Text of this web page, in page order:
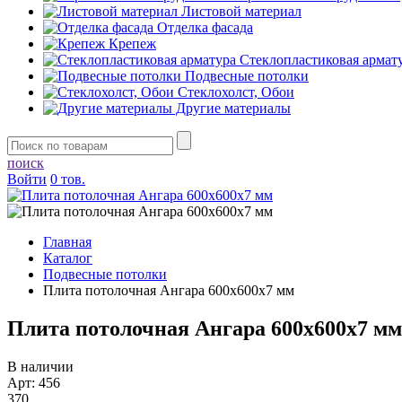
Листовой материал
Отделка фасада
Крепеж
Стеклопластиковая
Подвесные потолки
Стеклохолст, Обои
Другие материалы
поиск
Войти 0 тов.
Главная
Каталог
Подвесные потолки
Плита потолочная Ангара 600х600х7 мм
Плита потолочная Ангара 600х600х7 мм
В наличии
Арт: 456
370